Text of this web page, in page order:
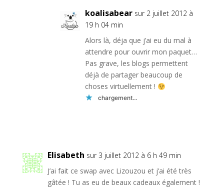
koalisabear sur 2 juillet 2012 à
19 h 04 min
Alors là, déja que j’ai eu du mal à
attendre pour ouvrir mon paquet…
Pas grave, les blogs permettent
déjà de partager beaucoup de
choses virtuellement !
chargement…
Elisabeth sur 3 juillet 2012 à 6 h 49 min
J’ai fait ce swap avec Lizouzou et j’ai été très
gâtée ! Tu as eu de beaux cadeaux également !